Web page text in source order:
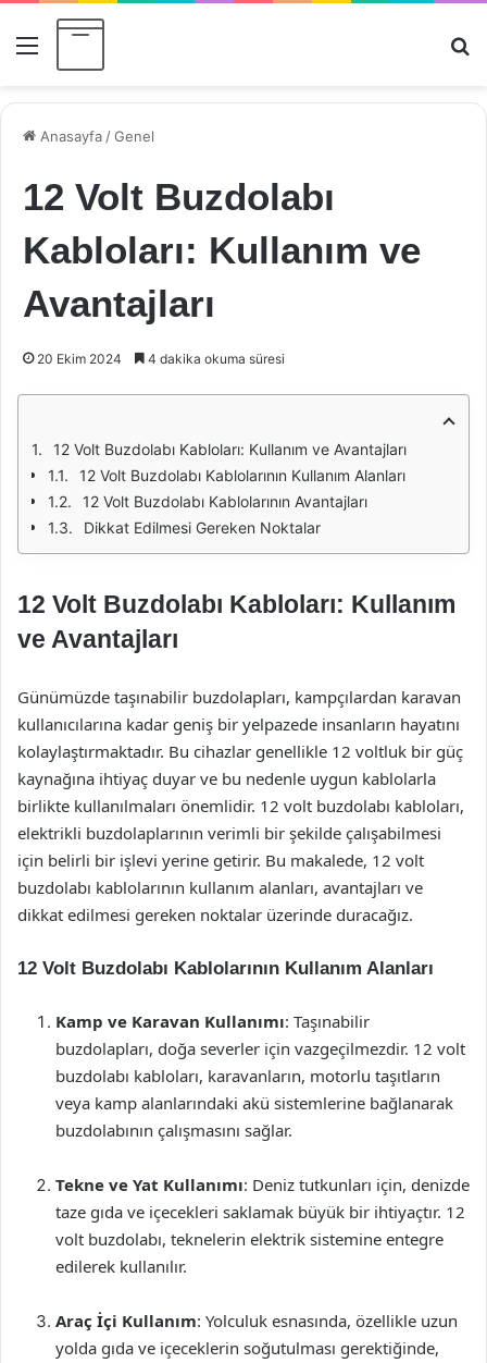
Menü
Anasayfa /Genel
12 Volt Buzdolabı
Kabloları: Kullanım ve
Avantajları
20 Ekim 2024 4 dakika okuma süresi
12 Volt Buzdolabı Kabloları: Kullanım ve Avantajları
12 Volt Buzdolabı Kablolarının Kullanım Alanları
12 Volt Buzdolabı Kablolarının Avantajları
Dikkat Edilmesi Gereken Noktalar
12 Volt Buzdolabı Kabloları: Kullanım
ve Avantajları
Günümüzde taşınabilir buzdolapları, kampçılardan karavan
kullanıcılarına kadar geniş bir yelpazede insanların hayatını
kolaylaştırmaktadır. Bu cihazlar genellikle 12 voltluk bir güç
kaynağına ihtiyaç duyar ve bu nedenle uygun kablolarla
birlikte kullanılmaları önemlidir. 12 volt buzdolabı kabloları,
elektrikli buzdolaplarının verimli bir şekilde çalışabilmesi
için belirli bir işlevi yerine getirir. Bu makalede, 12 volt
buzdolabı kablolarının kullanım alanları, avantajları ve
dikkat edilmesi gereken noktalar üzerinde duracağız.
12 Volt Buzdolabı Kablolarının Kullanım Alanları
Kamp ve Karavan Kullanımı: Taşınabilir
buzdolapları, doğa severler için vazgeçilmezdir. 12 volt
buzdolabı kabloları, karavanların, motorlu taşıtların
veya kamp alanlarındaki akü sistemlerine bağlanarak
buzdolabının çalışmasını sağlar.
Tekne ve Yat Kullanımı: Deniz tutkunları için, denizde
taze gıda ve içecekleri saklamak büyük bir ihtiyaçtır. 12
volt buzdolabı, teknelerin elektrik sistemine entegre
edilerek kullanılır.
Araç İçi Kullanım: Yolculuk esnasında, özellikle uzun
yolda gıda ve içeceklerin soğutulması gerektiğinde,